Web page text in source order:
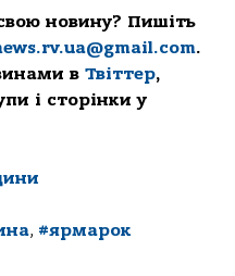
новину? Пишіть
.
в Твіттер,
і сторінки у
, #ярмарок